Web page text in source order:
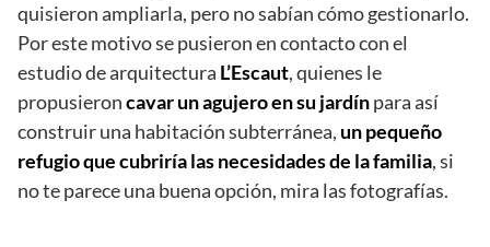
quisieron ampliarla, pero no sabían cómo gestionarlo.
Por este motivo se pusieron en contacto con el
estudio de arquitectura L’Escaut, quienes le
propusieroncavar un agujero en su jardínpara así
construir una habitación subterránea, un pequeño
refugio que cubriría las necesidades de la familia, si
no te parece una buena opción, mira las fotografías.